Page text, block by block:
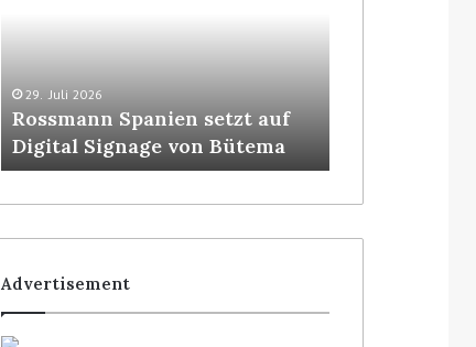
29. Juli 2026
Rossmann Spanien setzt auf
Digital Signage von Bütema
Advertisement